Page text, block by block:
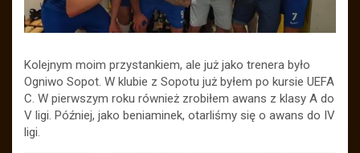
Kolejnym moim przystankiem, ale już jako trenera było
Ogniwo Sopot. W klubie z Sopotu już byłem po kursie UEFA
C. W pierwszym roku również zrobiłem awans z klasy A do
V ligi. Później, jako beniaminek, otarliśmy się o awans do IV
ligi.